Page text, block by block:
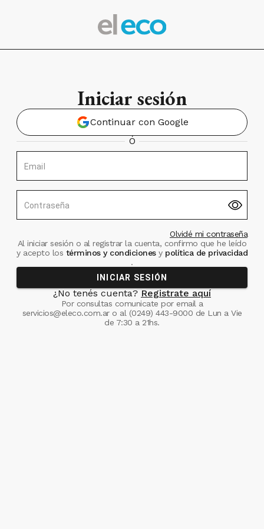
Iniciar sesión
Continuar con Google
Ó
Email
Contraseña
Olvidé mi contraseña
Al iniciar sesión o al registrar la cuenta, confirmo que he leído
y acepto los términos y condiciones ypolítica de privacidad
.
INICIAR SESIÓN
¿No tenés cuenta? Registrate aquí
Por consultas comunicate por email a
servicios@eleco.com.aro al (0249) 443-9000 de Lun a Vie
de 7:30 a 21hs.